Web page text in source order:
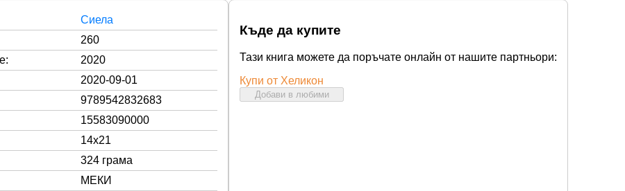
Сиела
260
2020
2020-09-01
9789542832683
15583090000
14x21
324 грама
МЕКИ
Къде да купите
Тази книга можете да поръчате онлайн от нашите партньори:
Купи от Хеликон
Добави в любими